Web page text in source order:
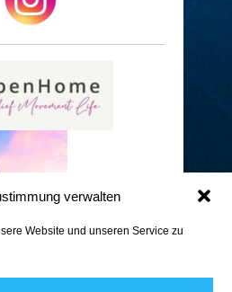
verwalten
Website und unseren Service zu